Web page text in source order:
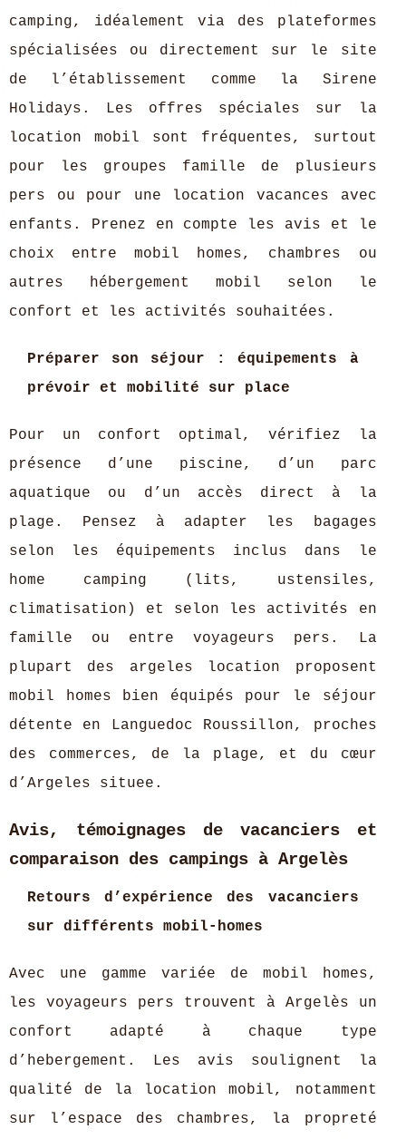
camping, idéalement via des plateformes
spécialisées ou directement sur le site
de l’établissement comme la Sirene
Holidays. Les offres spéciales sur la
location mobil sont fréquentes, surtout
pour les groupes famille de plusieurs
pers ou pour une location vacances avec
enfants. Prenez en compte les avis et le
choix entre mobil homes, chambres ou
autres hébergement mobil selon le
confort et les activités souhaitées.
Préparer son séjour : équipements à
prévoir et mobilité sur place
Pour un confort optimal, vérifiez la
présence d’une piscine, d’un parc
aquatique ou d’un accès direct à la
plage. Pensez à adapter les bagages
selon les équipements inclus dans le
home camping (lits, ustensiles,
climatisation) et selon les activités en
famille ou entre voyageurs pers. La
plupart des argeles location proposent
mobil homes bien équipés pour le séjour
détente en Languedoc Roussillon, proches
des commerces, de la plage, et du cœur
d’Argeles situee.
Avis, témoignages de vacanciers et
comparaison des campings à Argelès
Retours d’expérience des vacanciers
sur différents mobil-homes
Avec une gamme variée de mobil homes,
les voyageurs pers trouvent à Argelès un
confort adapté à chaque type
d’hebergement. Les avis soulignent la
qualité de la location mobil, notamment
sur l’espace des chambres, la propreté